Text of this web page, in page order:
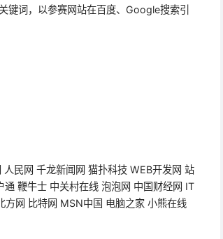
键词，以参赛网站在百度、Google搜索引
民网 千龙新闻网 猫扑科技 WEB开发网 站
鞭牛士 中关村在线 泡泡网 中国财经网 IT
网 比特网 MSN中国 电脑之家 小熊在线